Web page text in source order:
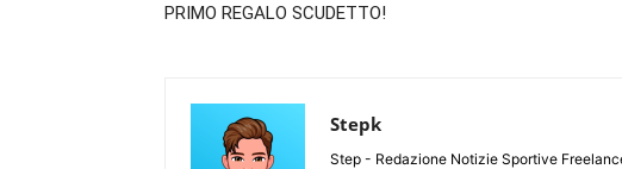
PRIMO REGALO SCUDETTO!
Stepk
Step - Redazione Notizie Sportive